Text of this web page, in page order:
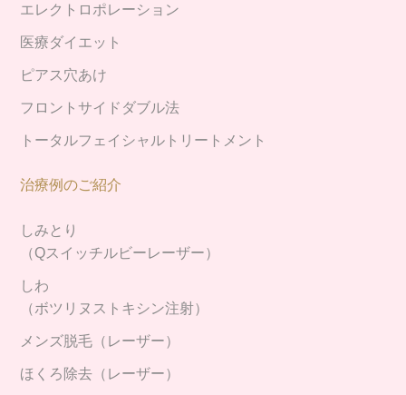
エレクトロポレーション
医療ダイエット
ピアス穴あけ
フロントサイドダブル法
トータルフェイシャルトリートメント
治療例のご紹介
しみとり
（Qスイッチルビーレーザー）
しわ
（ボツリヌストキシン注射）
メンズ脱毛（レーザー）
ほくろ除去（レーザー）